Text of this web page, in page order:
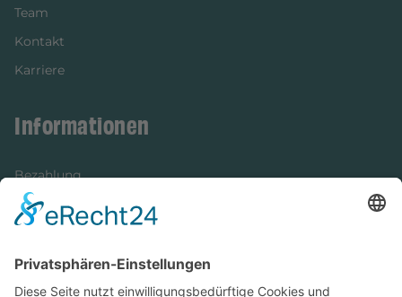
Team
Kontakt
Karriere
Informationen
Bezahlung
Newsletter
Versandinformationen
Verfügbarkeit/Verträglichkeit